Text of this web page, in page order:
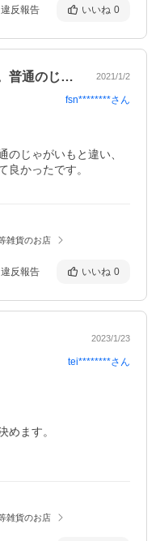
違反報告 いいね 0
普通に美味しく頂いきました。普通のじゃ… 2021/1/2
fsn********さん
のじゃがいもと違い、
良かったです。
雑貨のお店
違反報告 いいね 0
2023/1/23
tei********さん
めます。
雑貨のお店